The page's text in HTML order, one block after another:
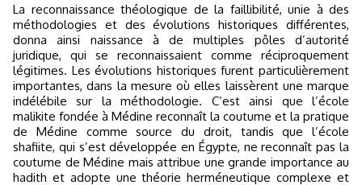
La reconnaissance théologique de la faillibilité, unie à des
méthodologies et des évolutions historiques différentes,
donna ainsi naissance à de multiples pôles d’autorité
juridique, qui se reconnaissaient comme réciproquement
légitimes. Les évolutions historiques furent particulièrement
importantes, dans la mesure où elles laissèrent une marque
indélébile sur la méthodologie. C’est ainsi que l’école
malikite fondée à Médine reconnaît la coutume et la pratique
de Médine comme source du droit, tandis que l’école
shafiite, qui s’est développée en Égypte, ne reconnaît pas la
coutume de Médine mais attribue une grande importance au
hadith et adopte une théorie herméneutique complexe et